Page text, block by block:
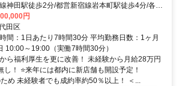
神田駅徒歩2分/都営新宿線岩本町駅徒歩4分/各線
円
田区
間：1日あたり7時間30分 平均勤務日数：1ヶ月
10:00～19:00（実働7時間30分）
ら福利厚生を更に改善！ 未経験から月給28万円
し！ ⭐来年には都内に新店舗も開設予定！
め 未経験者でも成約率約50％以上！ ＜...